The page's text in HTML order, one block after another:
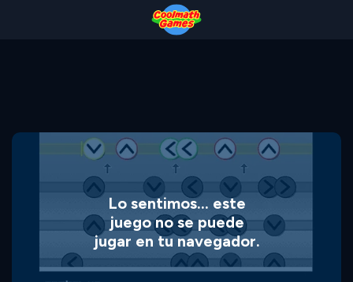
Lo sentimos... este
juego no se puede
jugar en tu navegador.